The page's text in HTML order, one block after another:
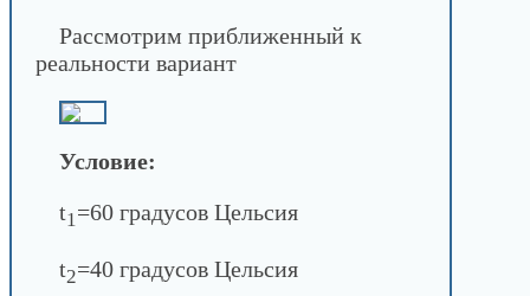
Рассмотрим приближенный к
реальности вариант
Условие:
t1=60 градусов Цельсия
t2=40 градусов Цельсия